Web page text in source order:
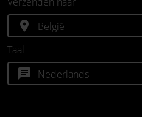
location_on
Taal
chat